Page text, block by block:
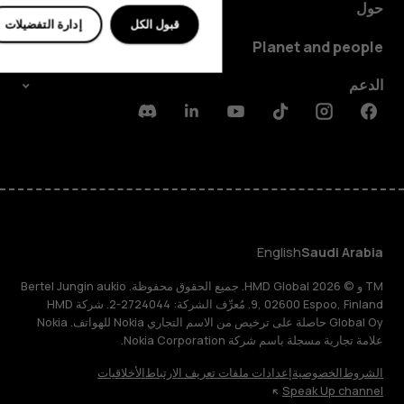
حول
Planet and people
الدعم
Facebook
Instagram
Tiktok
Youtube
Linkedin
Discord
Saudi Arabia
English
TM و © 2026 HMD Global. جميع الحقوق محفوظة. Bertel Jungin aukio
9, 02600 Espoo, Finland. مُعرِّف الشركة: 2724044-2. شركة HMD
Global Oy حاصلة على ترخيص من الاسم التجاري Nokia للهواتف. Nokia
علامة تجارية مسجلة باسم شركة Nokia Corporation.
الشروطالخصوصيةإعدادات ملفات تعريف الارتباطالأخلاقيات
Speak Up channel
إدارة التفضيلات قبول الكل